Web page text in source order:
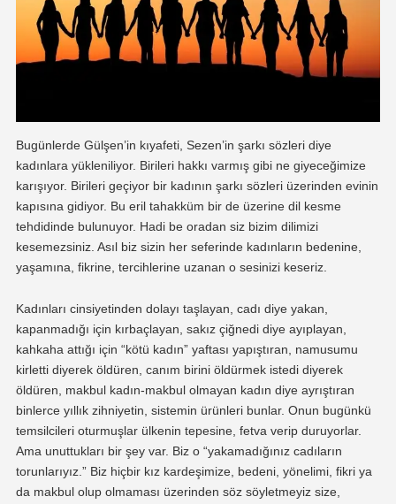
Bugünlerde Gülşen’in kıyafeti, Sezen’in şarkı sözleri diye
kadınlara yükleniliyor. Birileri hakkı varmış gibi ne giyeceğimize
karışıyor. Birileri geçiyor bir kadının şarkı sözleri üzerinden evinin
kapısına gidiyor. Bu eril tahakküm bir de üzerine dil kesme
tehdidinde bulunuyor. Hadi be oradan siz bizim dilimizi
kesemezsiniz. Asıl biz sizin her seferinde kadınların bedenine,
yaşamına, fikrine, tercihlerine uzanan o sesinizi keseriz.
Kadınları cinsiyetinden dolayı taşlayan, cadı diye yakan,
kapanmadığı için kırbaçlayan, sakız çiğnedi diye ayıplayan,
kahkaha attığı için “kötü kadın” yaftası yapıştıran, namusumu
kirletti diyerek öldüren, canım birini öldürmek istedi diyerek
öldüren, makbul kadın-makbul olmayan kadın diye ayrıştıran
binlerce yıllık zihniyetin, sistemin ürünleri bunlar. Onun bugünkü
temsilcileri oturmuşlar ülkenin tepesine, fetva verip duruyorlar.
Ama unuttukları bir şey var. Biz o “yakamadığınız cadıların
torunlarıyız.” Biz hiçbir kız kardeşimize, bedeni, yönelimi, fikri ya
da makbul olup olmaması üzerinden söz söyletmeyiz size,